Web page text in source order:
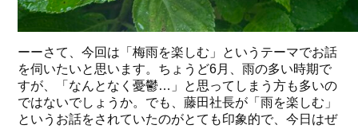
ーーさて、今回は「梅雨を楽しむ」というテーマでお話
を伺いたいと思います。ちょうど6月、雨の多い時期で
すが、「なんとなく憂鬱…」と思ってしまう方も多いの
ではないでしょうか。でも、藤田社長が「雨を楽しむ」
というお話をされていたのがとても印象的で、今日はぜ